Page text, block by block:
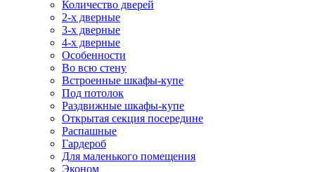
Количество дверей
2-х дверные
3-х дверные
4-х дверные
Особенности
Во всю стену
Встроенные шкафы-купе
Под потолок
Раздвижные шкафы-купе
Открытая секция посередине
Распашные
Гардероб
Для маленького помещения
Эконом